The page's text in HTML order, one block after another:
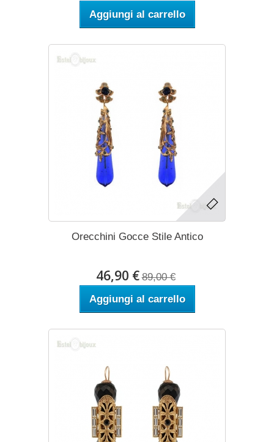
Aggiungi al carrello
Orecchini Gocce Stile Antico
46,90 € 89,00 €
Aggiungi al carrello